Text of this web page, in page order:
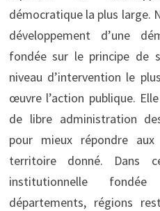
démocratique la plus large.
développement d’une
fondée sur le principe de
niveau d’intervention le
œuvre l’action publique.
de libre administration
pour mieux répondre
territoire donné. Dans
institutionnelle
départements, régions